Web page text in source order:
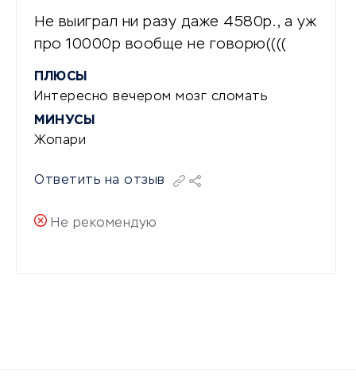
Не выиграл ни разу даже 4580р., а уж
про 10000р вообще не говорю((((
ПЛЮСЫ
Интересно вечером мозг сломать
МИНУСЫ
Жопари
Ответить на отзыв
Не рекомендую